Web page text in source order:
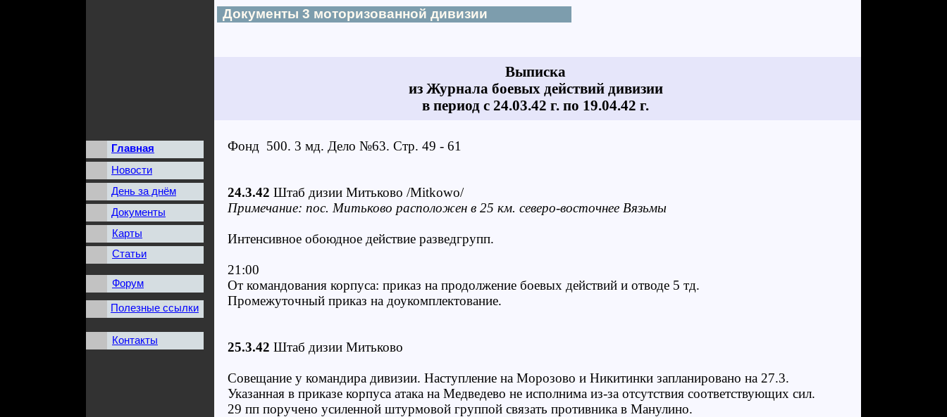
Главная
Новости
День за днём
Документы
Карты
Статьи
Форум
Полезные ссылки
Контакты
Документы 3 моторизованной дивизии
Выписка
из Журнала боевых действий дивизии
в период с 24.03.42 г. по 19.04.42 г.
Фонд 500. 3 мд. Дело №63. Стр. 49 - 61
24.3.42 Штаб дизии Митьково /Mitkowo/
Примечание: пос. Митьково расположен в 25 км. северо-восточнее Вязьмы
Интенсивное обоюдное действие разведгрупп.
21:00
От командования корпуса: приказ на продолжение боевых действий и отводе 5 тд.
Промежуточный приказ на доукомплектование.
25.3.42 Штаб дизии Митьково
Совещание у командира дивизии. Наступление на Морозово и Никитинки запланировано на 27.3.
Указанная в приказе корпуса атака на Медведево не исполнима из-за отсутствия соответствующих сил.
29 пп поручено усиленной штурмовой группой связать противника в Манулино.